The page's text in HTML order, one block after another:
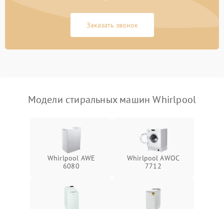
Заказать звонок
Модели стиральных машин Whirlpool
Whirlpool AWE
6080
Whirlpool AWOC
7712